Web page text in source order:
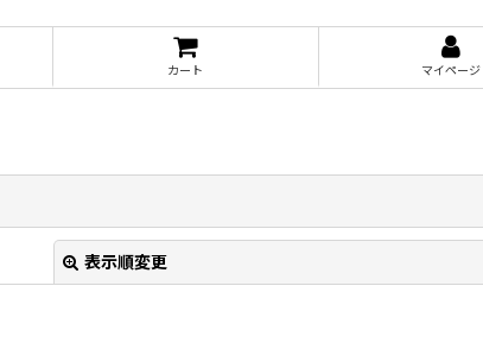
カート マイページ
表示順変更